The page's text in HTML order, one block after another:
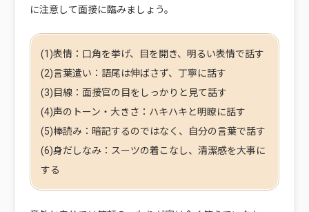
に注意して面接に臨みましょう。
(1)表情：口角を挙げ、目を開き、明るい表情で話す
(2)言葉遣い：語尾は伸ばさず、丁寧に話す
(3)目線：面接官の目をしっかりと見て話す
(4)声のトーン・大きさ：ハキハキと明瞭に話す
(5)棒読み：暗記するのではなく、自分の言葉で話す
(6)身だしなみ：スーツの着こなし、清潔感を大事に
する